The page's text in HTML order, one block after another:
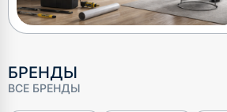
БРЕНДЫ
ВСЕ БРЕНДЫ